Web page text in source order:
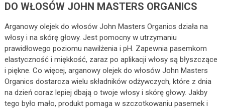
DO WŁOSÓW JOHN MASTERS ORGANICS
Arganowy olejek do włosów John Masters Organics działa na
włosy i na skórę głowy. Jest pomocny w utrzymaniu
prawidłowego poziomu nawilżenia i pH. Zapewnia pasemkom
elastyczność i miękkość, zaraz po aplikacji włosy są błyszczące
i piękne. Co więcej, arganowy olejek do włosów John Masters
Organics dostarcza wielu składników odżywczych, które z dnia
na dzień coraz lepiej dbają o twoje włosy i skórę głowy. Jakby
tego było mało, produkt pomaga w szczotkowaniu pasemek i